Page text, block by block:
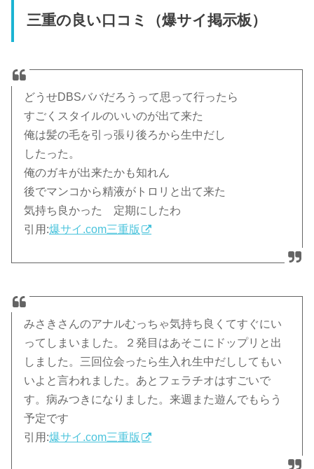
三重の良い口コミ（爆サイ掲示板）
どうせDBSババだろうって思って行ったら
すごくスタイルのいいのが出て来た
俺は髪の毛を引っ張り後ろから生中だし
したった。
俺のガキが出来たかも知れん
後でマンコから精液がトロリと出て来た
気持ち良かった 定期にしたわ
引用:爆サイ.com三重版
みさきさんのアナルむっちゃ気持ち良くてすぐにい
ってしまいました。２発目はあそこにドップリと出
しました。三回位会ったら生入れ生中だししてもい
いよと言われました。あとフェラチオはすごいで
す。病みつきになりました。来週また遊んでもらう
予定です
引用:爆サイ.com三重版